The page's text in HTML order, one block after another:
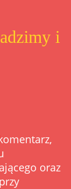
i
oraz